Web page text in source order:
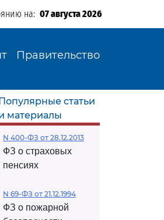
на: 07 августа 2026
Правительство
статьи
материалы
N 400-ФЗ от 28.12.2013
ФЗ о страховых
пенсиях
N 69-ФЗ от 21.12.1994
ФЗ о пожарной